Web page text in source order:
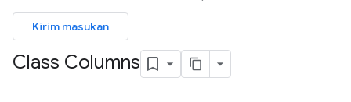
Kirim masukan
Class Columns